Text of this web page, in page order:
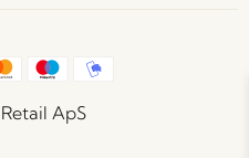
ApS